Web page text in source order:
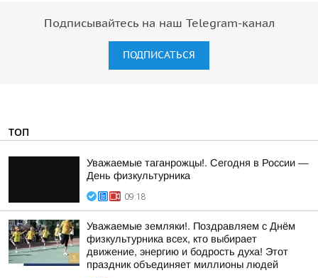
Подписывайтесь на наш Telegram-канал
ПОДПИСАТЬСЯ
ТОП
Уважаемые таганрожцы!. Сегодня в России —
День физкультурника
09:18
Уважаемые земляки!. Поздравляем с Днём
физкультурника всех, кто выбирает
движение, энергию и бодрость духа! Этот
праздник объединяет миллионы людей